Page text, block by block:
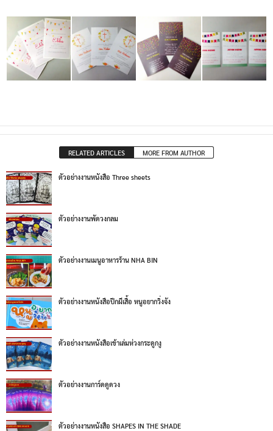
RELATED ARTICLES MORE FROM AUTHOR
ตัวอย่างงานหนังสือ Three sheets
ตัวอย่างงานพัดวงกลม
ตัวอย่างงานเมนูอาหารร้าน NHA BIN
ตัวอย่างงานหนังสือปีกผีเสื้อ หนูอยากวิ่งจัง
ตัวอย่างงานหนังสือเข้าเล่มห่วงกระดูกงู
ตัวอย่างงานการ์ดดูดวง
ตัวอย่างงานหนังสือ SHAPES IN THE SHADE